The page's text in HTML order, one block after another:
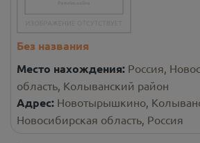
Без названия
Место нахождения: Россия,
область, Колыванский район
Адрес: Новотырышкино,
Новосибирская область, Россия